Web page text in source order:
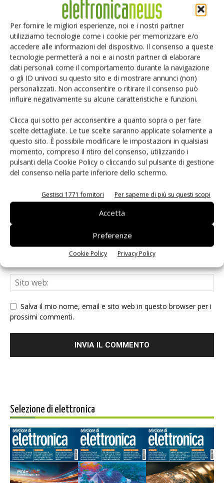
Per fornire le migliori esperienze, noi e i nostri partner
utilizziamo tecnologie come i cookie per memorizzare e/o
accedere alle informazioni del dispositivo. Il consenso a queste
tecnologie permetterà a noi e ai nostri partner di elaborare
dati personali come il comportamento durante la navigazione
o gli ID univoci su questo sito e di mostrare annunci (non)
personalizzati. Non acconsentire o ritirare il consenso può
influire negativamente su alcune caratteristiche e funzioni.
Clicca qui sotto per acconsentire a quanto sopra o per fare
scelte dettagliate. Le tue scelte saranno applicate solamente a
questo sito. È possibile modificare le impostazioni in qualsiasi
momento, compreso il ritiro del consenso, utilizzando i
pulsanti della Cookie Policy o cliccando sul pulsante di gestione
del consenso nella parte inferiore dello schermo.
Gestisci 1771 fornitori Per saperne di più su questi scopi
Accetta
Preferenze
Cookie Policy Privacy Policy
Siemens e NVIDIA insieme sull’IA
agentica per l’EDA
Salva il mio nome, email e sito web in questo browser per i
prossimi commenti.
Selezione di elettronica